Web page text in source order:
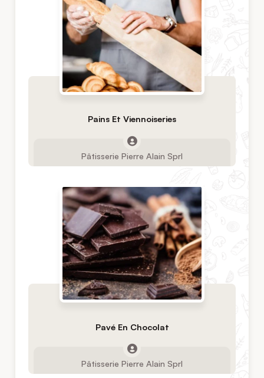
Pains Et Viennoiseries
Pâtisserie Pierre Alain Sprl
Pavé En Chocolat
Pâtisserie Pierre Alain Sprl